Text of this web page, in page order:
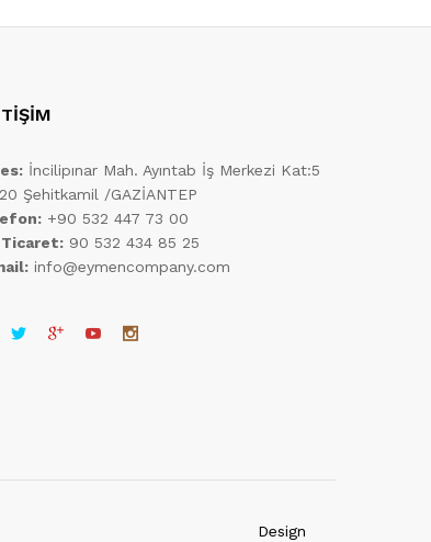
İncilipınar Mah. Ayıntab İş Merkezi Kat:5
Şehitkamil /GAZİANTEP
+90 532 447 73 00
Ticaret: 90 532 434 85 25
info@eymencompany.com
Design